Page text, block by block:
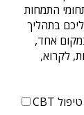
התמחות
בתהליך
אחד,
לקרוא,
טיפול CBT